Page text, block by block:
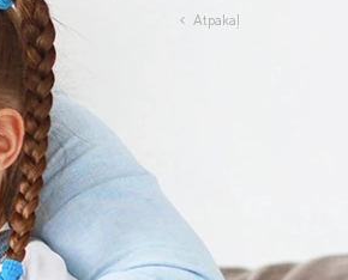
Compensa
Nedzīvības un Seesam veselības
apdrošināšana
Compensa Life
Dzīvības un veselības
apdrošināšanas pakalpojumi
Atpakaļ